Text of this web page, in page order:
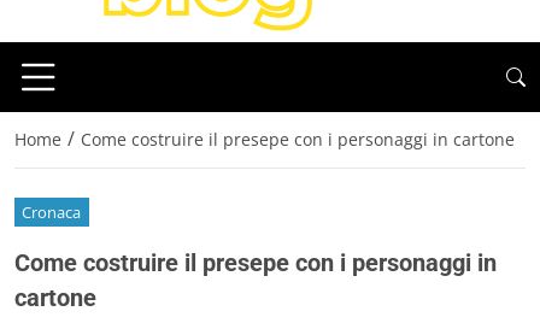
Home / Come costruire il presepe con i personaggi in cartone
Cronaca
Come costruire il presepe con i personaggi in
cartone